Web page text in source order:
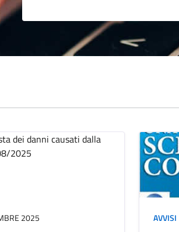
2025 AVVISI